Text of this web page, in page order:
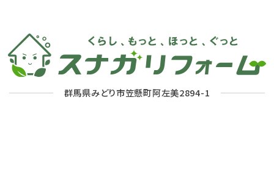
群馬県みどり市笠懸町阿左美2894-1